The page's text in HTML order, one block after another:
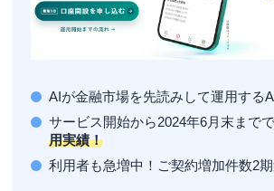
AIが金融市場を先読みして運用する
サービス開始から2024年6月末までで
用実績！
利用者も急増中！ご契約増加件数2